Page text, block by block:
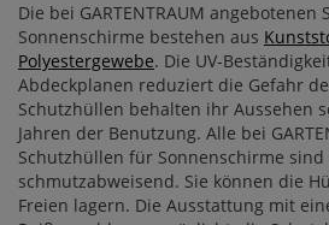
Die bei GARTENTRAUM
Sonnenschirme bestehen aus
Polyestergewebe. Die UV-
Abdeckplanen reduziert die Gefahr
Schutzhüllen behalten ihr Aussehen
Jahren der Benutzung. Alle bei
Schutzhüllen für Sonnenschirme sind
schmutzabweisend. Sie können die
Freien lagern. Die Ausstattung mit